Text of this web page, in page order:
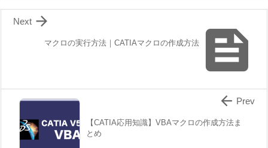

マクロの実行方法｜CATIAマクロの作成方法

Next
【CATIA応用知識】VBAマクロの作成方法ま
とめ
 Prev